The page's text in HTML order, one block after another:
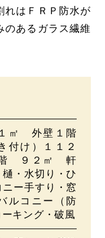
れはＦＲＰ防水が
のあるガラス繊維
㎡ 外壁１階
付け）１１２
９２㎡ 軒
・水切り・ひ
ー手すり・窓
ルコニー（防
キング・破風